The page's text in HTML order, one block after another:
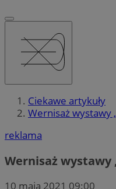
Ciekawe artykuły
Wernisaż wystawy
reklama
Wernisaż wystawy
10 maja 2021 09:00